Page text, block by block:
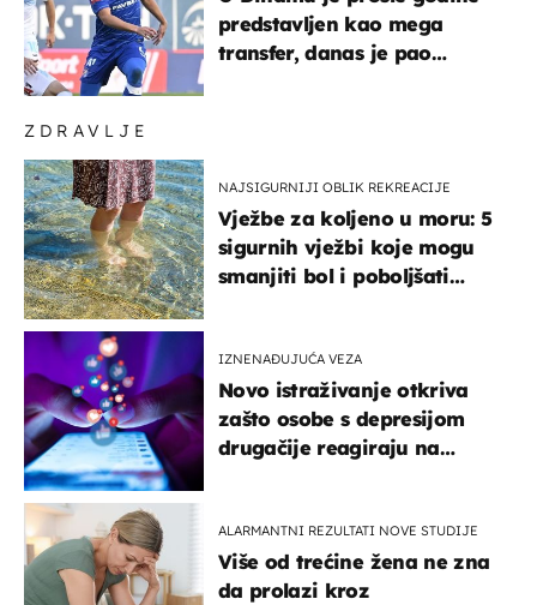
ZDRAVLJE
NAJSIGURNIJI OBLIK REKREACIJE
Vježbe za koljeno u moru: 5
sigurnih vježbi koje mogu
smanjiti bol i poboljšati
IZNENAĐUJUĆA VEZA
Novo istraživanje otkriva
zašto osobe s depresijom
drugačije reagiraju na
ALARMANTNI REZULTATI NOVE STUDIJE
Više od trećine žena ne zna
da prolazi kroz
predstavljen kao mega
transfer, danas je pao